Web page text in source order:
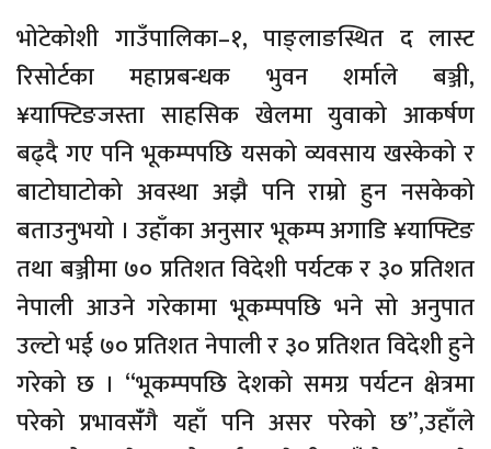
भोटेकोशी गाउँपालिका–१, पाङ्लाङस्थित द लास्ट
रिसोर्टका महाप्रबन्धक भुवन शर्माले बञ्जी,
¥याफ्टिङजस्ता साहसिक खेलमा युवाको आकर्षण
बढ्दै गए पनि भूकम्पपछि यसको व्यवसाय खस्केको र
बाटोघाटोको अवस्था अझै पनि राम्रो हुन नसकेको
बताउनुभयो । उहाँका अनुसार भूकम्प अगाडि ¥याफ्टिङ
तथा बञ्जीमा ७० प्रतिशत विदेशी पर्यटक र ३० प्रतिशत
नेपाली आउने गरेकामा भूकम्पपछि भने सो अनुपात
उल्टो भई ७० प्रतिशत नेपाली र ३० प्रतिशत विदेशी हुने
गरेको छ । “भूकम्पपछि देशको समग्र पर्यटन क्षेत्रमा
परेको प्रभावसँंगै यहाँ पनि असर परेको छ”,उहाँले